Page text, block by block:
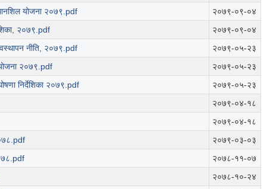
योजना २०७९.pdf
२०७९-०९-०४
२०७९.pdf
२०७९-०९-०४
नीति, २०७९.pdf
२०७९-०५-२३
योजना २०७९.pdf
२०७९-०५-२३
निर्देशिका २०७९.pdf
२०७९-०५-२३
२०७९-०४-१८
२०७९-०४-१८
२०७९-०३-०३
२०७८-११-०७
२०७८-१०-२४